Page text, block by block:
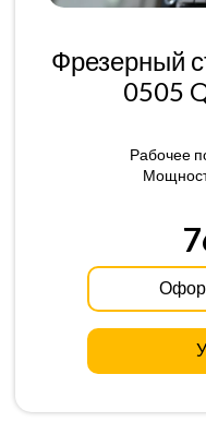
Фрезерный
0505
Рабочее